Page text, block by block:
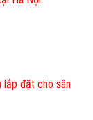
lắp đặt cho sân